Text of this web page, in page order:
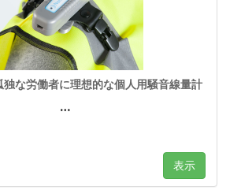
独な労働者に理想的な個人用騒音線量計
…
表示